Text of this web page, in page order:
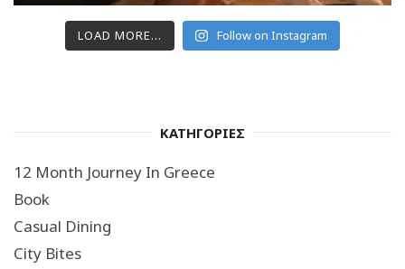
LOAD MORE... Follow on Instagram
ΚΑΤΗΓΟΡΙΕΣ
12 Month Journey In Greece
Book
Casual Dining
City Bites